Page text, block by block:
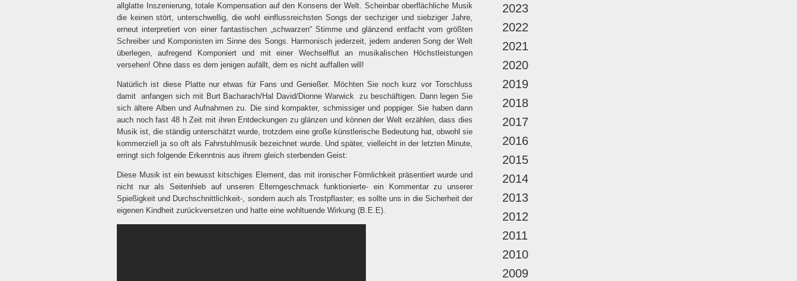
allglatte Inszenierung, totale Kompensation auf den Konsens der Welt. Scheinbar oberflächliche Musik
die keinen stört, unterschwellig, die wohl einflussreichsten Songs der sechziger und siebziger Jahre,
erneut interpretiert von einer fantastischen „schwarzen“ Stimme und glänzend entfacht vom größten
Schreiber und Komponisten im Sinne des Songs. Harmonisch jederzeit, jedem anderen Song der Welt
überlegen, aufregend Komponiert und mit einer Wechselflut an musikalischen Höchstleistungen
versehen! Ohne dass es dem jenigen aufällt, dem es nicht auffallen will!
Natürlich ist diese Platte nur etwas für Fans und Genießer. Möchten Sie noch kurz vor Torschluss
damit anfangen sich mit Burt Bacharach/Hal David/Dionne Warwick
zu beschäftigen. Dann legen Sie
sich ältere Alben und Aufnahmen zu. Die sind kompakter, schmissiger und poppiger. Sie haben dann
auch noch fast 48 h Zeit mit ihren Entdeckungen zu glänzen und können der Welt erzählen, dass dies
Musik ist, die ständig unterschätzt wurde, trotzdem eine große künstlerische Bedeutung hat, obwohl sie
kommerziell ja so oft als Fahrstuhlmusik bezeichnet wurde. Und später, vielleicht in der letzten Minute,
erringt sich folgende Erkenntnis aus ihrem gleich sterbenden Geist:
Diese Musik ist ein bewusst kitschiges Element, das mit ironischer Förmlichkeit präsentiert wurde und
nicht nur als Seitenhieb auf unseren Elterngeschmack funktionierte- ein Kommentar zu unserer
Spießigkeit und Durchschnittlichkeit-, sondern auch als Trostpflaster; es sollte uns in die Sicherheit der
eigenen Kindheit zurückversetzen und hatte eine wohltuende Wirkung (B.E.E).
2023
2022
2021
2020
2019
2018
2017
2016
2015
2014
2013
2012
2011
2010
2009